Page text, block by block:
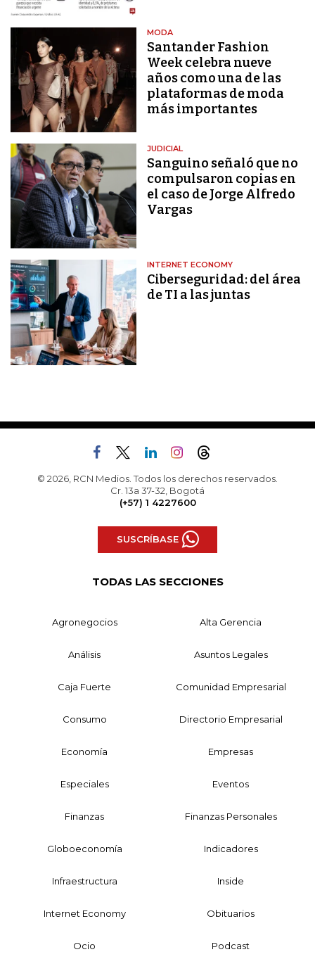
MODA
Santander Fashion
Week celebra nueve
años como una de las
plataformas de moda
más importantes
JUDICIAL
Sanguino señaló que no
compulsaron copias en
el caso de Jorge Alfredo
Vargas
INTERNET ECONOMY
Ciberseguridad: del área
de TI a las juntas
© 2026, RCN Medios. Todos los derechos reservados.
Cr. 13a 37-32, Bogotá
(+57) 1 4227600
SUSCRÍBASE
TODAS LAS SECCIONES
Agronegocios Alta Gerencia
Análisis Asuntos Legales
Caja Fuerte Comunidad Empresarial
Consumo Directorio Empresarial
Economía Empresas
Especiales Eventos
Finanzas Finanzas Personales
Globoeconomía Indicadores
Infraestructura Inside
Internet Economy Obituarios
Ocio Podcast